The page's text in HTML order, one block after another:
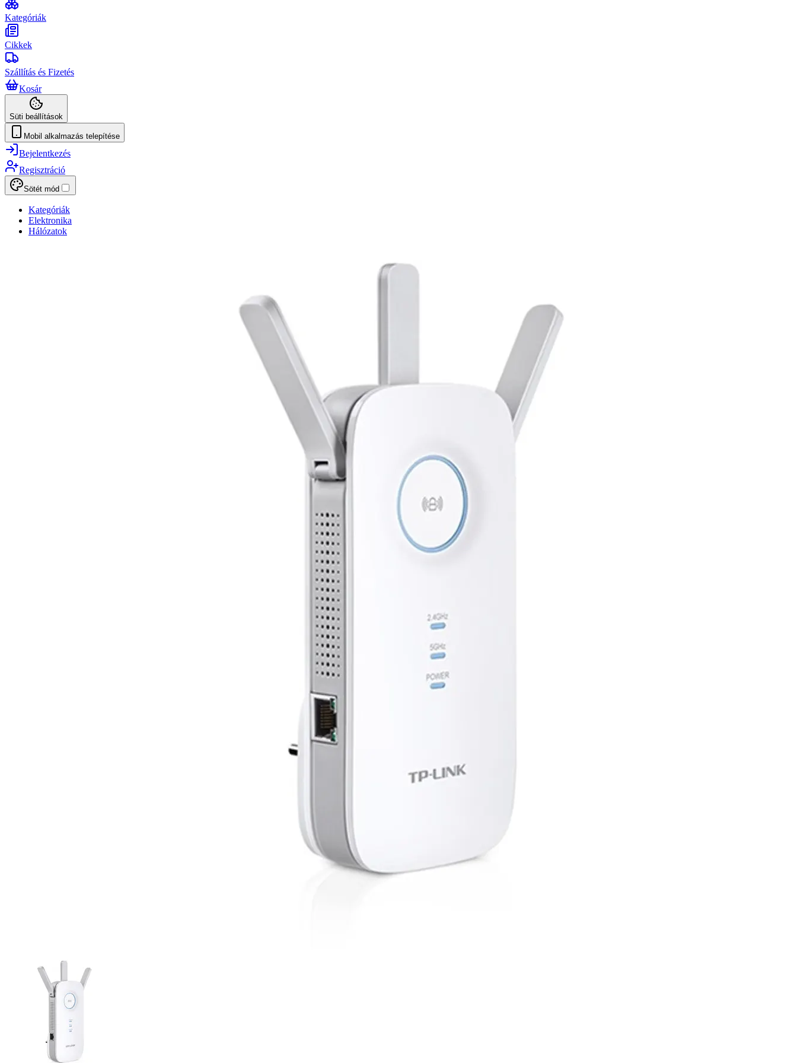
Kategóriák
Cikkek
Szállítás és Fizetés
Kosár
Süti beállítások
Mobil alkalmazás telepítése
Bejelentkezés
Regisztráció
Sötét mód
Kategóriák
Elektronika
Hálózatok